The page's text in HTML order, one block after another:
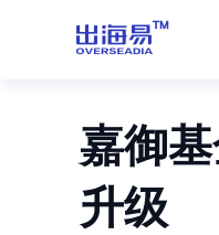
嘉御
升级